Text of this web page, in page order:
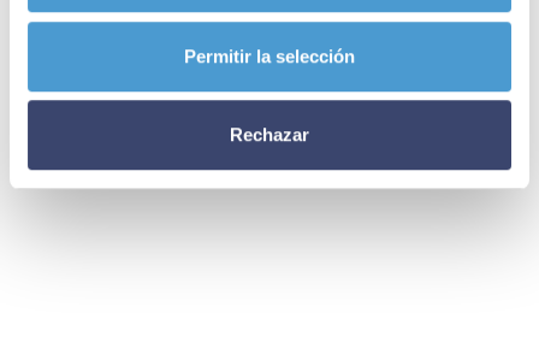
Permitir la selección
Rechazar